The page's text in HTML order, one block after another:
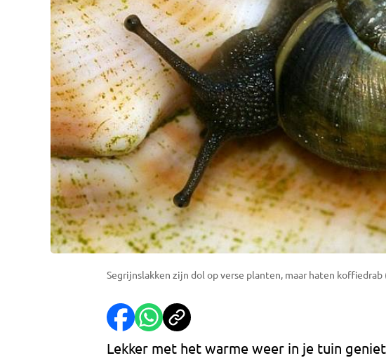
Segrijnslakken zijn dol op verse planten, maar haten
Lekker met het warme weer in je tuin